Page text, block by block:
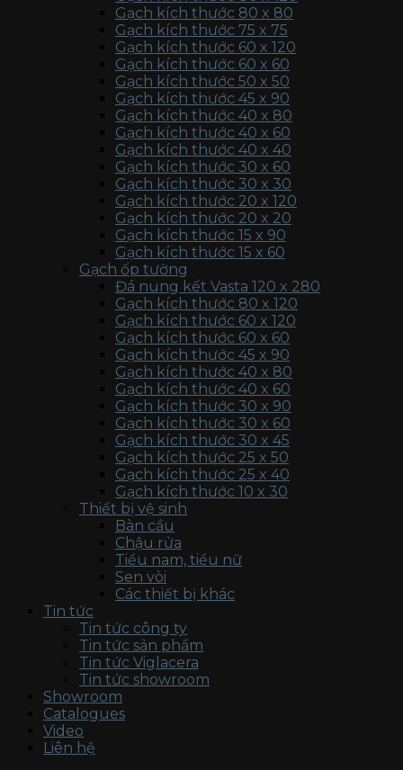
Gạch kích thước 80 x 80
Gạch kích thước 75 x 75
Gạch kích thước 60 x 120
Gạch kích thước 60 x 60
Gạch kích thước 50 x 50
Gạch kích thước 45 x 90
Gạch kích thước 40 x 80
Gạch kích thước 40 x 60
Gạch kích thước 40 x 40
Gạch kích thước 30 x 60
Gạch kích thước 30 x 30
Gạch kích thước 20 x 120
Gạch kích thước 20 x 20
Gạch kích thước 15 x 90
Gạch kích thước 15 x 60
Gạch ốp tường
Đá nung kết Vasta 120 x 280
Gạch kích thước 80 x 120
Gạch kích thước 60 x 120
Gạch kích thước 60 x 60
Gạch kích thước 45 x 90
Gạch kích thước 40 x 80
Gạch kích thước 40 x 60
Gạch kích thước 30 x 90
Gạch kích thước 30 x 60
Gạch kích thước 30 x 45
Gạch kích thước 25 x 50
Gạch kích thước 25 x 40
Gạch kích thước 10 x 30
Thiết bị vệ sinh
Bàn cầu
Chậu rửa
Tiểu nam, tiểu nữ
Sen vòi
Các thiết bị khác
Tin tức
Tin tức công ty
Tin tức sản phẩm
Tin tức Viglacera
Tin tức showroom
Showroom
Catalogues
Video
Liên hệ